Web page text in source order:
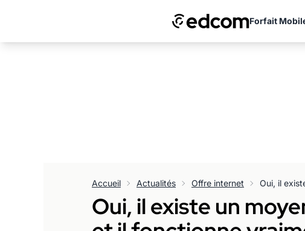
Forfait
Accueil Actualités Offre internet
Oui, il existe un